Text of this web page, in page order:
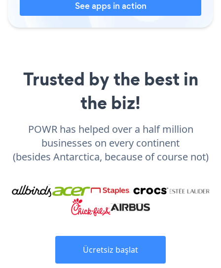
See apps in action
Trusted by the best in
the biz!
POWR has helped over a half million
businesses on every continent
(besides Antarctica, because of course not)
Ücretsiz başlat